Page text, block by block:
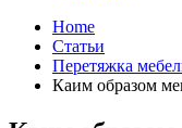
Home
Статьи
Перетяжка
Каим образом